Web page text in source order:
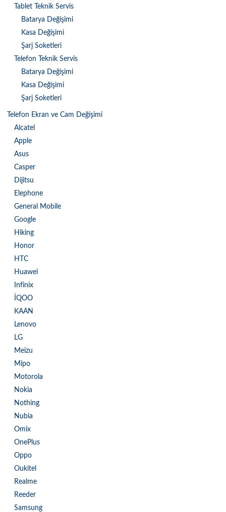
Tablet Teknik Servis
Batarya Değişimi
Kasa Değişimi
Şarj Soketleri
Telefon Teknik Servis
Batarya Değişimi
Kasa Değişimi
Şarj Soketleri
Telefon Ekran ve Cam Değişimi
Alcatel
Apple
Asus
Casper
Dijitsu
Elephone
General Mobile
Google
Hiking
Honor
HTC
Huawei
Infinix
İQOO
KAAN
Lenovo
LG
Meizu
Mipo
Motorola
Nokia
Nothing
Nubia
Omix
OnePlus
Oppo
Oukitel
Realme
Reeder
Samsung